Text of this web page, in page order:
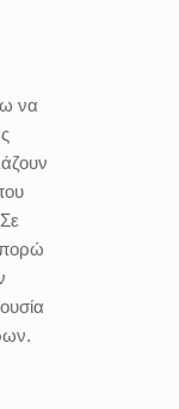
να